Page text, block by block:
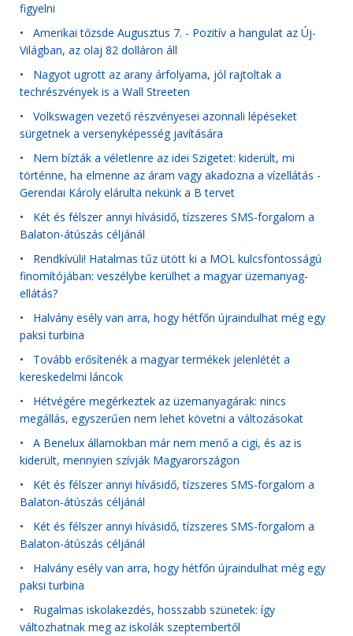
figyelni
• Amerikai tőzsde Augusztus 7. - Pozitív a hangulat az Új-
Világban, az olaj 82 dolláron áll
• Nagyot ugrott az arany árfolyama, jól rajtoltak a
techrészvények is a Wall Streeten
• Volkswagen vezető részvényesei azonnali lépéseket
sürgetnek a versenyképesség javítására
• Nem bízták a véletlenre az idei Szigetet: kiderült, mi
történne, ha elmenne az áram vagy akadozna a vízellátás -
Gerendai Károly elárulta nekünk a B tervet
• Két és félszer annyi hívásidő, tízszeres SMS-forgalom a
Balaton-átúszás céljánál
• Rendkívüli! Hatalmas tűz ütött ki a MOL kulcsfontosságú
finomítójában: veszélybe kerülhet a magyar üzemanyag-
ellátás?
• Halvány esély van arra, hogy hétfőn újraindulhat még egy
paksi turbina
• Tovább erősítenék a magyar termékek jelenlétét a
kereskedelmi láncok
• Hétvégére megérkeztek az üzemanyagárak: nincs
megállás, egyszerűen nem lehet követni a változásokat
• A Benelux államokban már nem menő a cigi, és az is
kiderült, mennyien szívják Magyarországon
• Két és félszer annyi hívásidő, tízszeres SMS-forgalom a
Balaton-átúszás céljánál
• Két és félszer annyi hívásidő, tízszeres SMS-forgalom a
Balaton-átúszás céljánál
• Halvány esély van arra, hogy hétfőn újraindulhat még egy
paksi turbina
• Rugalmas iskolakezdés, hosszabb szünetek: így
változhatnak meg az iskolák szeptembertől